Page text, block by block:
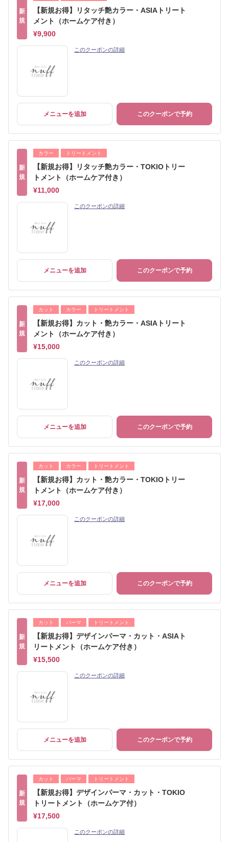
新
規
【新規お得】リタッチ艶カラー・ASIAトリート
メント（ホームケア付き）
¥9,900
このクーポンの詳細
メニューを追加 このクーポンで予約
新
規
カラー トリートメント
【新規お得】リタッチ艶カラー・TOKIOトリー
トメント（ホームケア付き）
¥11,000
このクーポンの詳細
メニューを追加 このクーポンで予約
新
規
カット カラー トリートメント
【新規お得】カット・艶カラー・ASIAトリート
メント（ホームケア付き）
¥15,000
このクーポンの詳細
メニューを追加 このクーポンで予約
新
規
カット カラー トリートメント
【新規お得】カット・艶カラー・TOKIOトリー
トメント（ホームケア付き）
¥17,000
このクーポンの詳細
メニューを追加 このクーポンで予約
新
規
カット パーマ トリートメント
【新規お得】デザインパーマ・カット・ASIAト
リートメント（ホームケア付き）
¥15,500
このクーポンの詳細
メニューを追加 このクーポンで予約
新
規
カット パーマ トリートメント
【新規お得】デザインパーマ・カット・TOKIO
トリートメント（ホームケア付）
¥17,500
このクーポンの詳細